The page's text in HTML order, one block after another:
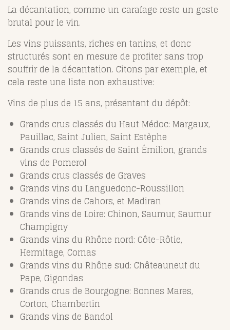
La décantation, comme un carafage reste un geste
brutal pour le vin.
Les vins puissants, riches en tanins, et donc
structurés sont en mesure de profiter sans trop
souffrir de la décantation. Citons par exemple, et
cela reste une liste non exhaustive:
Vins de plus de 15 ans, présentant du dépôt:
Grands crus classés du Haut Médoc: Margaux,
Pauillac, Saint Julien, Saint Estèphe
Grands crus classés de Saint Émilion, grands
vins de Pomerol
Grands crus classés de Graves
Grands vins du Languedonc-Roussillon
Grands vins de Cahors, et Madiran
Grands vins de Loire: Chinon, Saumur, Saumur
Champigny
Grands vins du Rhône nord: Côte-Rôtie,
Hermitage, Cornas
Grands vins du Rhône sud: Châteauneuf du
Pape, Gigondas
Grands crus de Bourgogne: Bonnes Mares,
Corton, Chambertin
Grands vins de Bandol